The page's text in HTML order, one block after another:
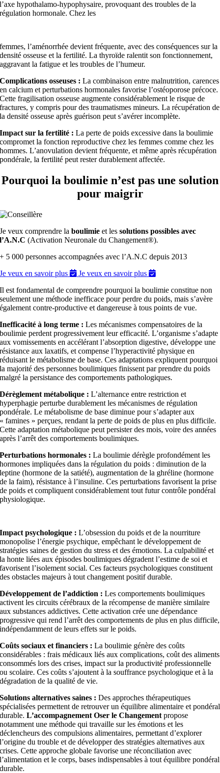
l’axe hypothalamo-hypophysaire, provoquant des troubles de la
régulation hormonale. Chez les
femmes, l’aménorrhée devient fréquente, avec des conséquences sur la
densité osseuse et la fertilité. La thyroïde ralentit son fonctionnement,
aggravant la fatigue et les troubles de l’humeur.
Complications osseuses : La combinaison entre malnutrition, carences
en calcium et perturbations hormonales favorise l’ostéoporose précoce.
Cette fragilisation osseuse augmente considérablement le risque de
fractures, y compris pour des traumatismes mineurs. La récupération de
la densité osseuse après guérison peut s’avérer incomplète.
Impact sur la fertilité : La perte de poids excessive dans la boulimie
compromet la fonction reproductive chez les femmes comme chez les
hommes. L’anovulation devient fréquente, et même après récupération
pondérale, la fertilité peut rester durablement affectée.
Pourquoi la boulimie n’est pas une solution
pour maigrir
Je veux comprendre laboulimie et lessolutions possibles avec
l’A.N.C (Activation Neuronale du Changement®).
+ 5 000 personnes accompagnées avec l’A.N.C depuis 2013
Je veux en savoir plus
Je veux en savoir plus
Il est fondamental de comprendre pourquoi la boulimie constitue non
seulement une méthode inefficace pour perdre du poids, mais s’avère
également contre-productive et dangereuse à tous points de vue.
Inefficacité à long terme : Les mécanismes compensatoires de la
boulimie perdent progressivement leur efficacité. L’organisme s’adapte
aux vomissements en accélérant l’absorption digestive, développe une
résistance aux laxatifs, et compense l’hyperactivité physique en
réduisant le métabolisme de base. Ces adaptations expliquent pourquoi
la majorité des personnes boulimiques finissent par prendre du poids
malgré la persistance des comportements pathologiques.
Dérèglement métabolique : L’alternance entre restriction et
hyperphagie perturbe durablement les mécanismes de régulation
pondérale. Le métabolisme de base diminue pour s’adapter aux
« famines » perçues, rendant la perte de poids de plus en plus difficile.
Cette adaptation métabolique peut persister des mois, voire des années
après l’arrêt des comportements boulimiques.
Perturbations hormonales : La boulimie dérègle profondément les
hormones impliquées dans la régulation du poids : diminution de la
leptine (hormone de la satiété), augmentation de la ghréline (hormone
de la faim), résistance à l’insuline. Ces perturbations favorisent la prise
de poids et compliquent considérablement tout futur contrôle pondéral
physiologique.
Impact psychologique : L’obsession du poids et de la nourriture
monopolise l’énergie psychique, empêchant le développement de
stratégies saines de gestion du stress et des émotions. La culpabilité et
la honte liées aux épisodes boulimiques dégradent l’estime de soi et
favorisent l’isolement social. Ces facteurs psychologiques constituent
des obstacles majeurs à tout changement positif durable.
Développement de l’addiction : Les comportements boulimiques
activent les circuits cérébraux de la récompense de manière similaire
aux substances addictives. Cette activation crée une dépendance
progressive qui rend l’arrêt des comportements de plus en plus difficile,
indépendamment de leurs effets sur le poids.
Coûts sociaux et financiers : La boulimie génère des coûts
considérables : frais médicaux liés aux complications, coût des aliments
consommés lors des crises, impact sur la productivité professionnelle
ou scolaire. Ces coûts s’ajoutent à la souffrance psychologique et à la
dégradation de la qualité de vie.
Solutions alternatives saines : Des approches thérapeutiques
spécialisées permettent de retrouver un équilibre alimentaire et pondéral
durable.L’accompagnement Oser le Changement propose
notamment une méthode qui travaille sur les émotions et les
déclencheurs des compulsions alimentaires, permettant d’explorer
l’origine du trouble et de développer des stratégies alternatives aux
crises. Cette approche globale favorise une réconciliation avec
l’alimentation et le corps, bases indispensables à tout équilibre pondéral
durable.